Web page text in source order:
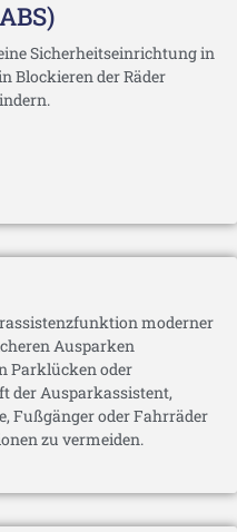
Sicherheitseinrichtung in
Blockieren der Räder
moderner
Ausparken
Parklücken oder
der Ausparkassistent,
Fußgänger oder Fahrräder
zu vermeiden.